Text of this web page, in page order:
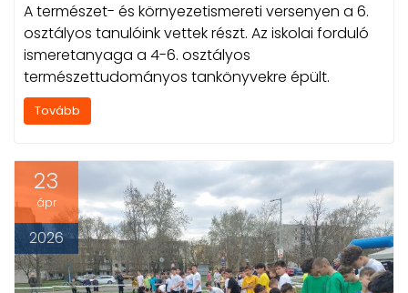
A természet- és környezetismereti versenyen a 6.
osztályos tanulóink vettek részt. Az iskolai forduló
ismeretanyaga a 4-6. osztályos
természettudományos tankönyvekre épült.
Tovább
23
ápr
2026